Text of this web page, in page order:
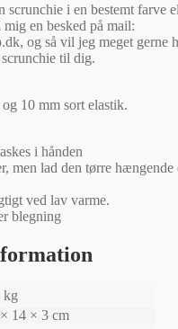
scrunchie i en bestemt farve
mig en besked på mail:
og så vil jeg meget gerne
til dig.
10 mm sort elastik.
i hånden
men lad den tørre hængende
ved lav varme.
blegning
kg
14 × 3 cm